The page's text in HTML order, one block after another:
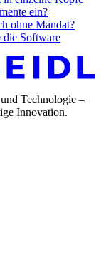
ein?
ohne Mandat?
die Software
Technologie –
Innovation.